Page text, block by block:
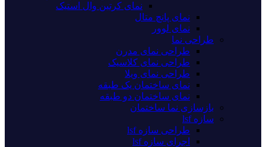
نمای کرتین وال استیک
نمای پانچ متال
نمای لوور
طراحی نما
طراحی نمای مدرن
طراحی نمای کلاسیک
طراحی نمای ویلا
نمای ساختمان یک طبقه
نمای ساختمان دو طبقه
بازسازی نما ساختمان
سازه lsf
طراحی سازه lsf
اجرای سازه lsf